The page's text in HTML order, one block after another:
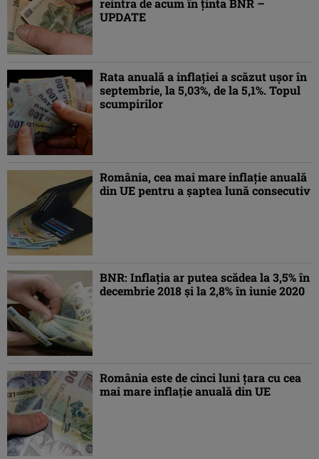
reintra de acum în ţinta BNR –
UPDATE
Rata anuală a inflaţiei a scăzut uşor în
septembrie, la 5,03%, de la 5,1%. Topul
scumpirilor
România, cea mai mare inflaţie anuală
din UE pentru a şaptea lună consecutiv
BNR: Inflaţia ar putea scădea la 3,5% în
decembrie 2018 şi la 2,8% în iunie 2020
România este de cinci luni ţara cu cea
mai mare inflaţie anuală din UE